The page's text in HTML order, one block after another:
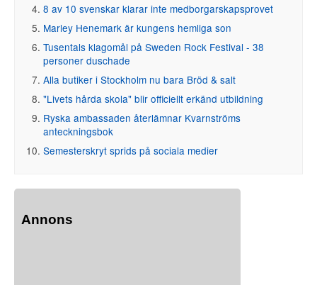
8 av 10 svenskar klarar inte medborgarskapsprovet
Marley Henemark är kungens hemliga son
Tusentals klagomål på Sweden Rock Festival - 38
personer duschade
Alla butiker i Stockholm nu bara Bröd & salt
"Livets hårda skola" blir officiellt erkänd utbildning
Ryska ambassaden återlämnar Kvarnströms
anteckningsbok
Semesterskryt sprids på sociala medier
Annons